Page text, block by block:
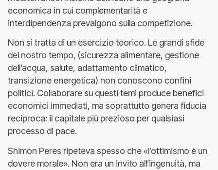
economica in cui complementarità e
interdipendenza prevalgono sulla competizione.
Non si tratta di un esercizio teorico. Le grandi sfide
del nostro tempo, (sicurezza alimentare, gestione
dell’acqua, salute, adattamento climatico,
transizione energetica) non conoscono confini
politici. Collaborare su questi temi produce benefici
economici immediati, ma soprattutto genera fiducia
reciproca: il capitale più prezioso per qualsiasi
processo di pace.
Shimon Peres ripeteva spesso che «l’ottimismo è un
dovere morale». Non era un invito all’ingenuità, ma